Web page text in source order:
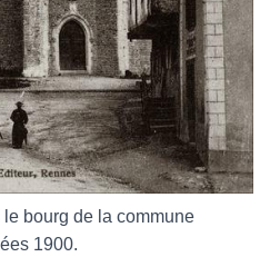
le bourg de la commune
1900.